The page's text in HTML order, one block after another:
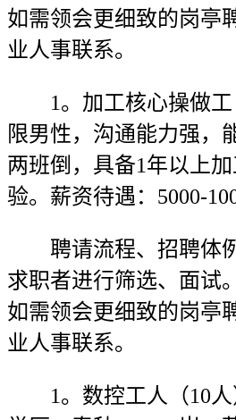
如需领会更细致的岗亭
业人事联系。
1。加工核心操做工
限男性，沟通能力强，
两班倒，具备1年以上
验。薪资待遇：5000-
聘请流程、招聘体
求职者进行筛选、面试
如需领会更细致的岗亭
业人事联系。
1。数控工人（10人